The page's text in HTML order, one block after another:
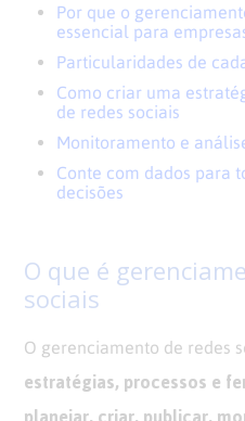
Por que o
essencial para
Particularidades de
Como criar uma
de redes sociais
Monitoramento e
Conte com dados para
decisões
O que é
sociais
O gerenciamento de redes
estratégias, processos e
planejar, criar, publicar,